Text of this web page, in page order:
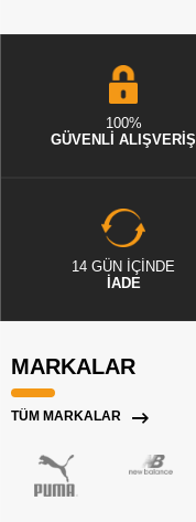
100%
GÜVENLİ ALIŞVERİŞ
14 GÜN İÇİNDE
İADE
MARKALAR
TÜM MARKALAR